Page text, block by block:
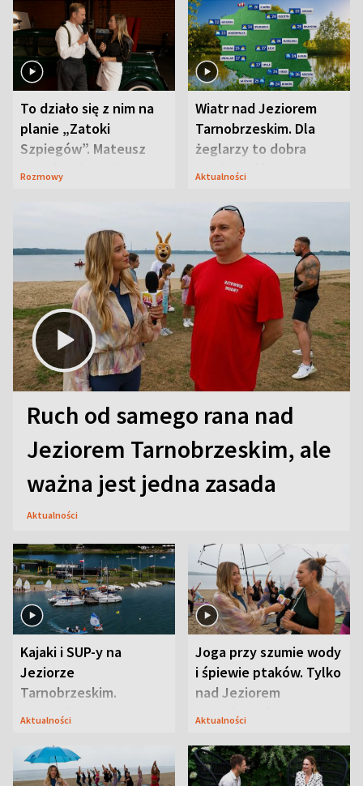
To działo się z nim na
planie „Zatoki
Szpiegów”. Mateusz
Janicki odsłonił
Rozmowy
Wiatr nad Jeziorem
Tarnobrzeskim. Dla
żeglarzy to dobra
wiadomość
Aktualności
Ruch od samego rana nad
Jeziorem Tarnobrzeskim, ale
ważna jest jedna zasada
Aktualności
Kajaki i SUP-y na
Jeziorze
Tarnobrzeskim.
Przyrodnicy zwracają
Aktualności
Joga przy szumie wody
i śpiewie ptaków. Tylko
nad Jeziorem
Tarnobrzeskim
Aktualności